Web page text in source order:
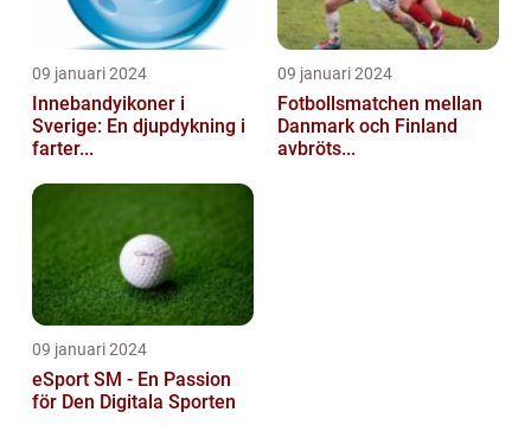
09 januari 2024
Innebandyikoner i
Sverige: En djupdykning i
farter...
09 januari 2024
Fotbollsmatchen mellan
Danmark och Finland
avbröts...
09 januari 2024
eSport SM - En Passion
för Den Digitala Sporten